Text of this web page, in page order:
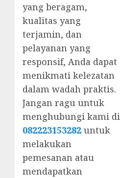
yang beragam,
kualitas yang
terjamin, dan
pelayanan yang
responsif, Anda dapat
menikmati kelezatan
dalam wadah praktis.
Jangan ragu untuk
menghubungi kami di
082223153282 untuk
melakukan
pemesanan atau
mendapatkan